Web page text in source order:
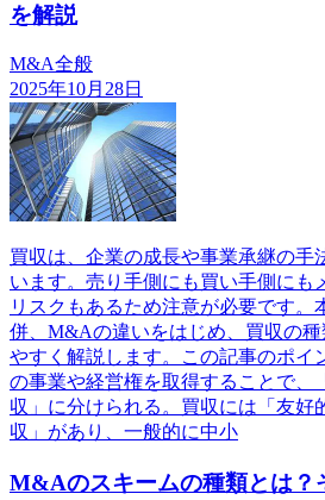
を解説
M&A全般
2025年10月28日
買収は、企業の成長や事業承継の手
います。売り手側にも買い手側にも
リスクもあるため注意が必要です。
併、M&Aの違いをはじめ、買収の種
やすく解説します。この記事のポイ
の事業や経営権を取得することで、
収」に分けられる。買収には「友好
収」があり、一般的に中小
M&Aのスキームの種類とは？